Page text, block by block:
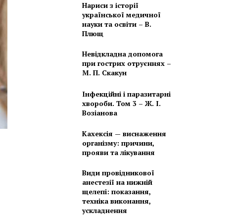
Нариси з історії
української медичної
науки та освіти – В.
Плющ
Невідкладна допомога
при гострих отруєннях –
М. П. Скакун
Інфекційні і паразитарні
хвороби. Том 3 – Ж. І.
Возіанова
Кахексія — виснаження
організму: причини,
прояви та лікування
Види провідникової
анестезії на нижній
щелепі: показання,
техніка виконання,
ускладнення